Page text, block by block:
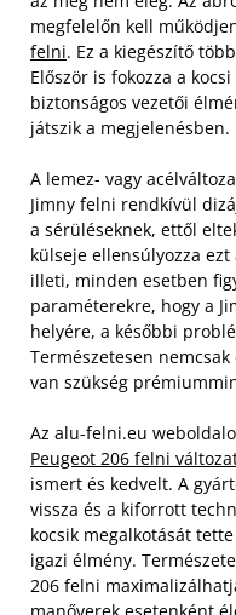
megfelelőn kell
felni. Ez a kiegészítő
Először is fokozza a
biztonságos vezetői
játszik a megjelenésben.
A lemez- vagy
Jimny felni rendkívül
a sérüléseknek, ettől
külseje ellensúlyozza
illeti, minden esetben
paraméterekre, hogy a
helyére, a későbbi
Természetesen
van szükség
Az alu-felni.eu
Peugeot 206 felni
ismert és kedvelt. A
vissza és a kiforrott
kocsik megalkotását
igazi élmény.
206 felni